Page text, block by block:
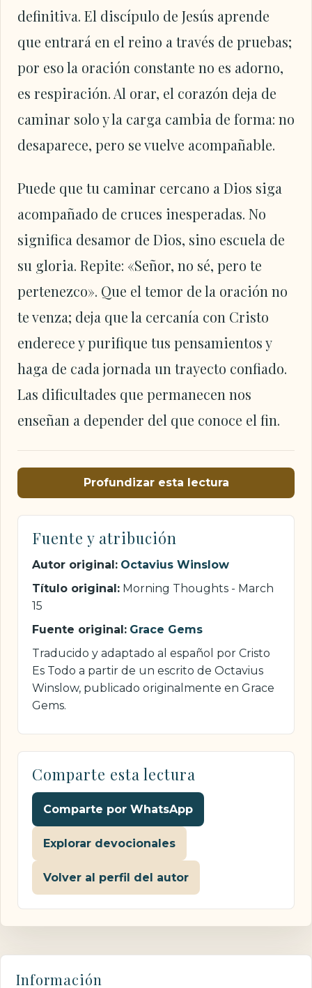
definitiva. El discípulo de Jesús aprende
que entrará en el reino a través de pruebas;
por eso la oración constante no es adorno,
es respiración. Al orar, el corazón deja de
caminar solo y la carga cambia de forma: no
desaparece, pero se vuelve acompañable.
Puede que tu caminar cercano a Dios siga
acompañado de cruces inesperadas. No
significa desamor de Dios, sino escuela de
su gloria. Repite: «Señor, no sé, pero te
pertenezco». Que el temor de la oración no
te venza; deja que la cercanía con Cristo
enderece y purifique tus pensamientos y
haga de cada jornada un trayecto confiado.
Las dificultades que permanecen nos
enseñan a depender del que conoce el fin.
Profundizar esta lectura
Fuente y atribución
Autor original: Octavius Winslow
Título original: Morning Thoughts - March
15
Fuente original: Grace Gems
Traducido y adaptado al español por Cristo
Es Todo a partir de un escrito de Octavius
Winslow, publicado originalmente en Grace
Gems.
Comparte esta lectura
Comparte por WhatsApp
Explorar devocionales
Volver al perfil del autor
Información